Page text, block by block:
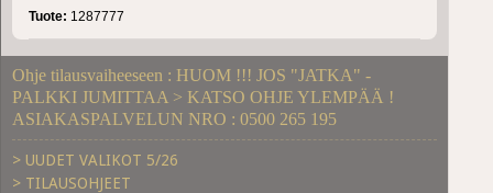
Tuote: 1287777
Ohje tilausvaiheeseen : HUOM !!! JOS "JATKA" -
PALKKI JUMITTAA > KATSO OHJE YLEMPÄÄ !
ASIAKASPALVELUN NRO : 0500 265 195
> UUDET VALIKOT 5/26
> TILAUSOHJEET